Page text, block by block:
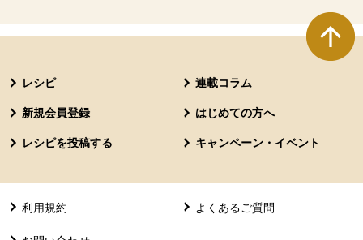
レシピ 連載コラム
新規会員登録 はじめての方へ
レシピを投稿する キャンペーン・イベント
利用規約 よくあるご質問